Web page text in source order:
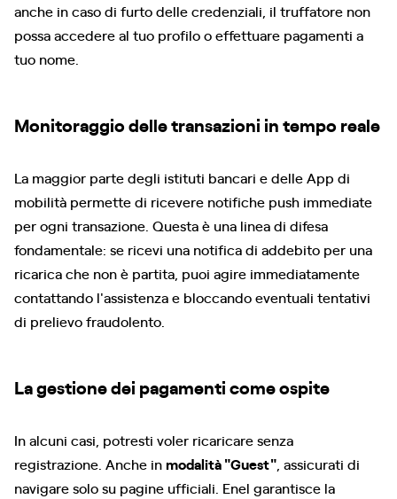
anche in caso di furto delle credenziali, il truffatore non
possa accedere al tuo profilo o effettuare pagamenti a
tuo nome.
Monitoraggio delle transazioni in tempo reale
La maggior parte degli istituti bancari e delle App di
mobilità permette di ricevere notifiche push immediate
per ogni transazione. Questa è una linea di difesa
fondamentale: se ricevi una notifica di addebito per una
ricarica che non è partita, puoi agire immediatamente
contattando l'assistenza e bloccando eventuali tentativi
di prelievo fraudolento.
La gestione dei pagamenti come ospite
In alcuni casi, potresti voler ricaricare senza
registrazione. Anche inmodalità "Guest" , assicurati di
navigare solo su pagine ufficiali. Enel garantisce la